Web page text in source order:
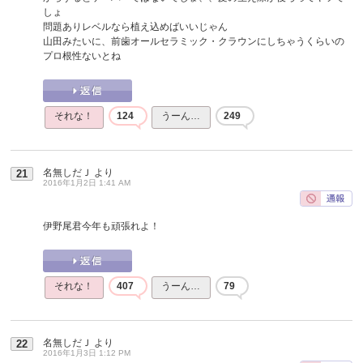
しょ
問題ありレベルなら植え込めばいいじゃん
山田みたいに、前歯オールセラミック・クラウンにしちゃうくらいの
プロ根性ないとね
それな！ 124 うーん… 249
21 名無しだＪ より
2016年1月2日 1:41 AM
伊野尾君今年も頑張れよ！
それな！ 407 うーん… 79
22 名無しだＪ より
2016年1月3日 1:12 PM